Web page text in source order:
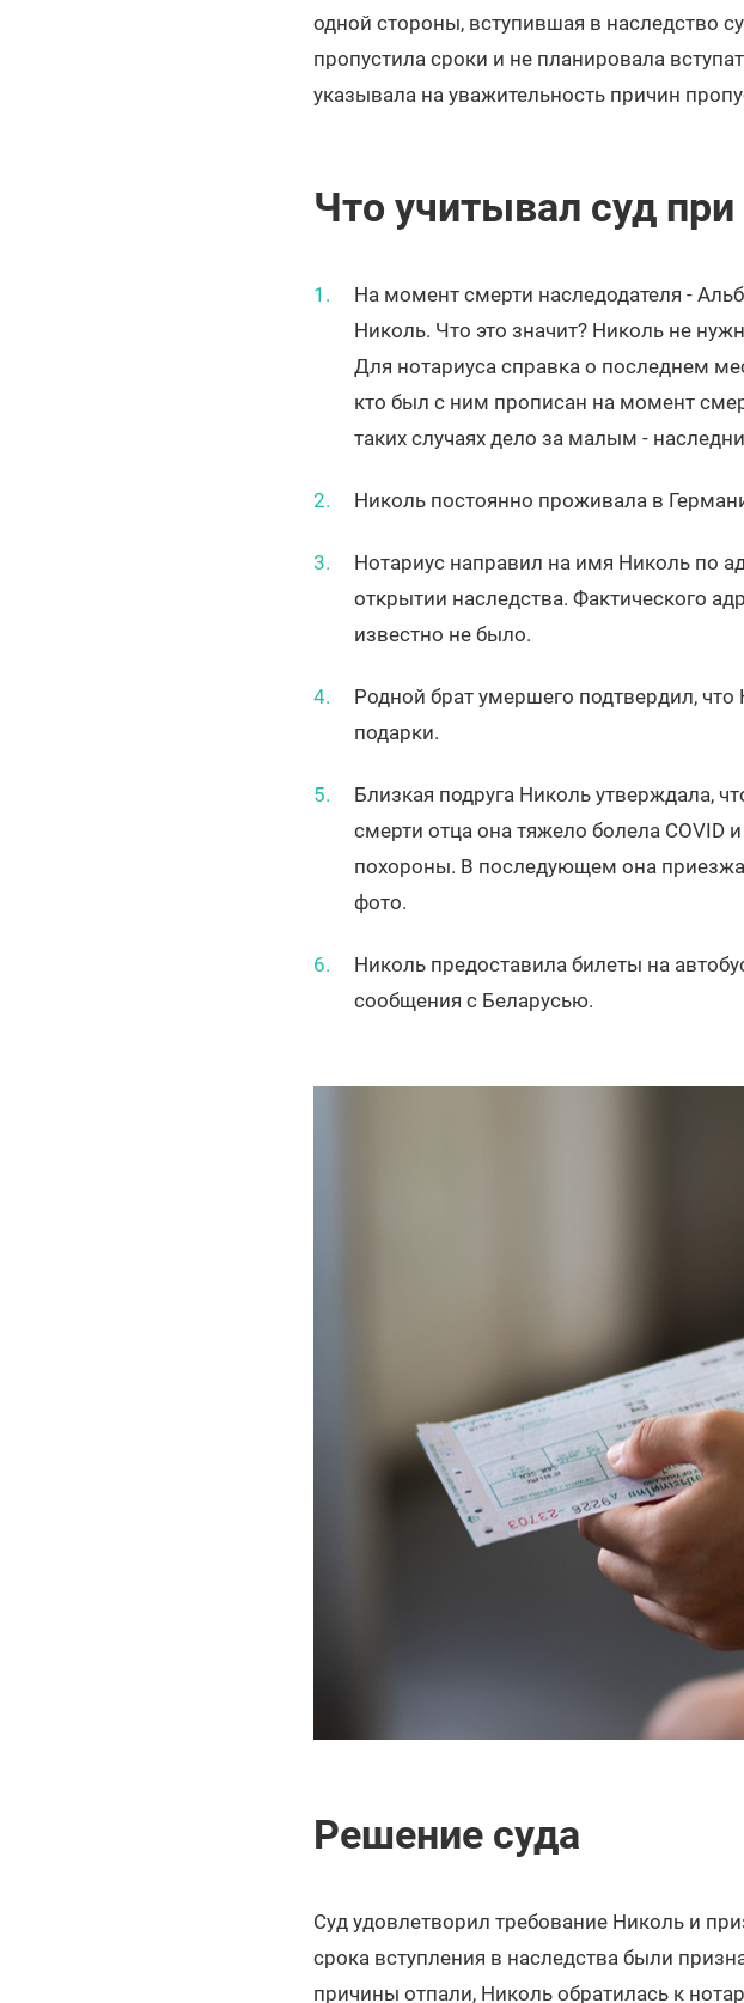
одной стороны, вступившая в наследство
пропустила сроки и не планировала
указывала на уважительность причин
Что учитывал суд
На момент смерти наследодателя -
Николь. Что это значит? Николь не
Для нотариуса справка о последнем
кто был с ним прописан на момент
таких случаях дело за малым -
Николь постоянно проживала в
Нотариус направил на имя Николь по
открытии наследства. Фактического
известно не было.
Родной брат умершего подтвердил,
подарки.
Близкая подруга Николь утверждала,
смерти отца она тяжело болела COVID
похороны. В последующем она
фото.
Николь предоставила билеты на
сообщения с Беларусью.
Решение суда
Суд удовлетворил требование Николь и
срока вступления в наследства были
причины отпали, Николь обратилась к